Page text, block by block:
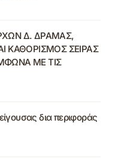
Δ. ΔΡΑΜΑΣ,
ΚΑΘΟΡΙΣΜΟΣ ΣΕΙΡΑΣ
ΜΕ ΤΙΣ
δια περιφοράς